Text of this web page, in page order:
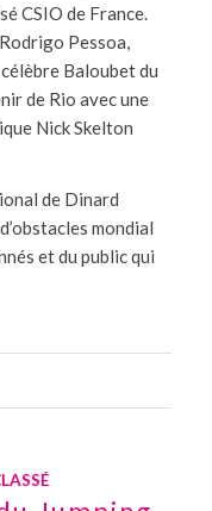
CSIO de France.
Pessoa,
Baloubet du
de Rio avec une
Nick Skelton
de Dinard
mondial
et du public qui